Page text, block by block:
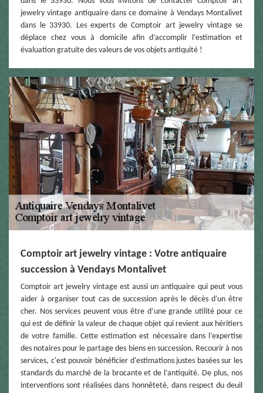
jewelry vintage antiquaire dans ce domaine à Vendays Montalivet
dans le 33930. Les experts de Comptoir art jewelry vintage se
déplace chez vous à domicile afin d’accomplir l’estimation et
évaluation gratuite des valeurs de vos objets antiquité !
Comptoir art jewelry vintage : Votre antiquaire
succession à Vendays Montalivet
Comptoir art jewelry vintage est aussi un antiquaire qui peut vous
aider à organiser tout cas de succession après le décès d'un être
cher. Nos services peuvent vous être d’une grande utilité pour ce
qui est de définir la valeur de chaque objet qui revient aux héritiers
de votre famille. Cette estimation est nécessaire dans l’expertise
des notaires pour le partage des biens en succession. Recourir à nos
services, c'est pouvoir bénéficier d'estimations justes basées sur les
standards du marché de la brocante et de l’antiquité. De plus, nos
interventions sont réalisées dans honnêteté, dans respect du deuil